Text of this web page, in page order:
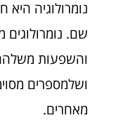
נומרולוגיה
שם.
והשפעות
ושלמספרים
מאחרים.